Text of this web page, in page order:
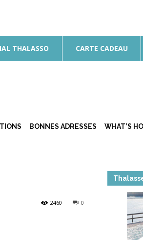
THALASSO CARTE CADEAU
BONNES ADRESSES WHAT’S
0
2460